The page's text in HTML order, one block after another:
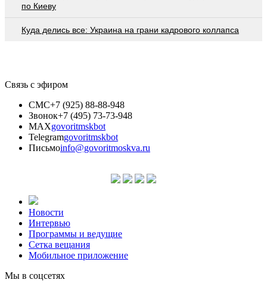
по Киеву
Куда делись все: Украина на грани кадрового коллапса
Связь с эфиром
СМС+7 (925) 88-88-948
Звонок+7 (495) 73-73-948
MAXgovoritmskbot
Telegramgovoritmskbot
Письмоinfo@govoritmoskva.ru
Новости
Интервью
Программы и ведущие
Сетка вещания
Мобильное приложение
Мы в соцсетях